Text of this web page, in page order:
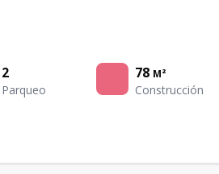
2
Parqueo
78 M²
Construcción